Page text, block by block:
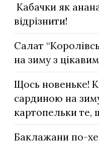
Кабачки як
відрізнити!
Салат
на зиму з
Щось новеньке!
сардиною на
картопельки те,
Баклажани по-